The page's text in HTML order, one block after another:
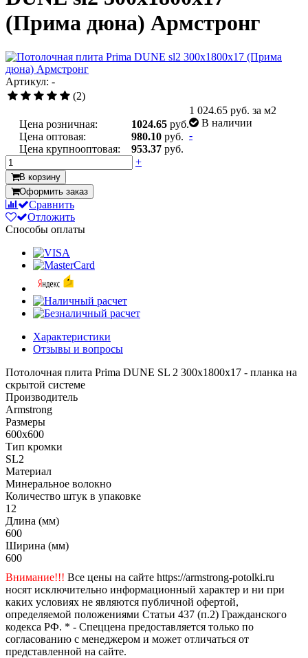
(Прима дюна) Армстронг
Артикул: -
(2)
Цена розничная: 1024.65 руб.
Цена оптовая:
980.10 руб.
Цена крупнооптовая:
953.37 руб.
1 024.65 руб. за м2
В наличии
-
+
В корзину
Оформить заказ
Сравнить
Отложить
Способы оплаты
Характеристики
Отзывы и вопросы
Потолочная плита Prima DUNE SL 2 300x1800x17 - планка на
скрытой системе
Производитель
Armstrong
Размеры
600x600
Тип кромки
SL2
Материал
Минеральное волокно
Количество штук в упаковке
12
Длина (мм)
600
Ширина (мм)
600
Внимание!!! Все цены на сайте https://armstrong-potolki.ru
носят исключительно информационный характер и ни при
каких условиях не являются публичной офертой,
определяемой положениями Статьи 437 (п.2) Гражданского
кодекса РФ. * - Спеццена предоставляется только по
согласованию с менеджером и может отличаться от
представленной на сайте.